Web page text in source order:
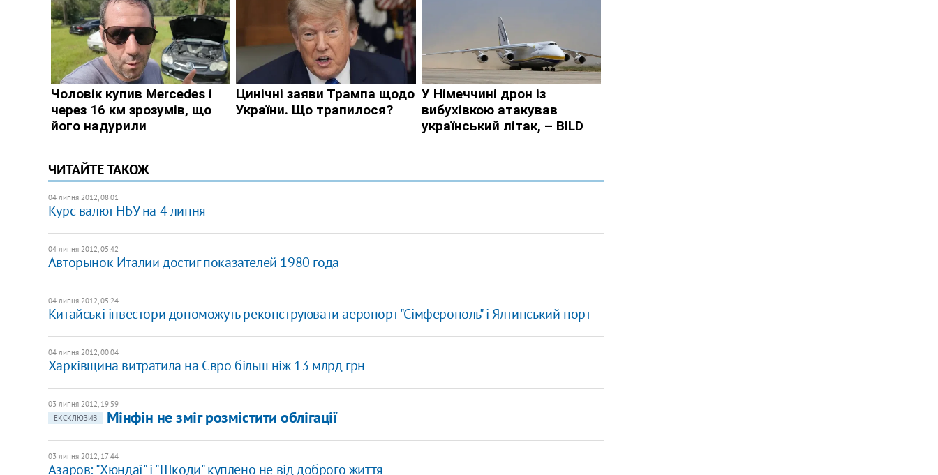
ЧИТАЙТЕ ТАКОЖ
04 липня 2012, 08:01
Курс валют НБУ на 4 липня
04 липня 2012, 05:42
Авторынок Италии достиг показателей 1980 года
04 липня 2012, 05:24
Китайські інвестори допоможуть реконструювати аеропорт "Сімферополь" і Ялтинський порт
04 липня 2012, 00:04
Харківщина витратила на Євро більш ніж 13 млрд грн
03 липня 2012, 19:59
ЕКСКЛЮЗИВ
Мінфін не зміг розмістити облігації
03 липня 2012, 17:44
Азаров: "Хюндаї" і "Шкоди" куплено не від доброго життя